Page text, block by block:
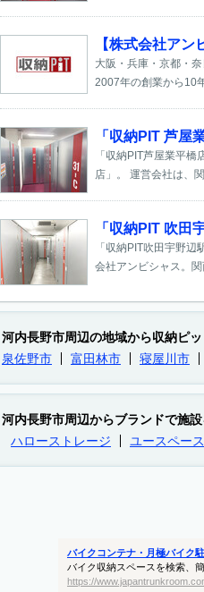
【株式会社ア
大阪・兵庫・京都・
2007年の創業から10
「収納PIT 芦屋
「収納PIT芦屋業平
店」。 運営会社は、
「収納PIT 吹田
「収納PIT吹田宇野
会社アンビシャス。
河内長野市周辺の地域から収納ピ
泉佐野市
富田林市 寝屋川市
河内長野市周辺からブランドで施
ハローストレージ
ユースペース
バイクコンテナ・月極バイク
バイク収納スペースを検索、
https://